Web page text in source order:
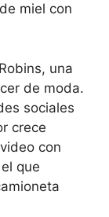
miel con
una
de moda.
sociales
crece
con
que